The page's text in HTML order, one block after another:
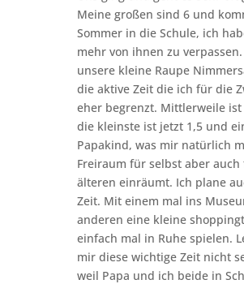
Meine großen sind 6 und
Sommer in die Schule, ich
mehr von ihnen zu
unsere kleine Raupe
die aktive Zeit die ich für die
eher begrenzt. Mittlerweile ist
die kleinste ist jetzt 1,5 und
Papakind, was mir natürlich
Freiraum für selbst aber
älteren einräumt. Ich plane
Zeit. Mit einem mal ins
anderen eine kleine
einfach mal in Ruhe spielen.
mir diese wichtige Zeit nicht
weil Papa und ich beide in